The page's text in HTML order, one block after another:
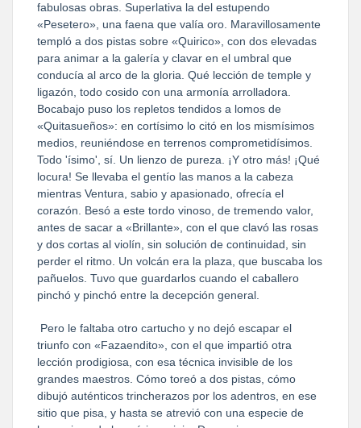
fabulosas obras. Superlativa la del estupendo
«Pesetero», una faena que valía oro. Maravillosamente
templó a dos pistas sobre «Quirico», con dos elevadas
para animar a la galería y clavar en el umbral que
conducía al arco de la gloria. Qué lección de temple y
ligazón, todo cosido con una armonía arrolladora.
Bocabajo puso los repletos tendidos a lomos de
«Quitasueños»: en cortísimo lo citó en los mismísimos
medios, reuniéndose en terrenos comprometidísimos.
Todo 'ísimo', sí. Un lienzo de pureza. ¡Y otro más! ¡Qué
locura! Se llevaba el gentío las manos a la cabeza
mientras Ventura, sabio y apasionado, ofrecía el
corazón. Besó a este tordo vinoso, de tremendo valor,
antes de sacar a «Brillante», con el que clavó las rosas
y dos cortas al violín, sin solución de continuidad, sin
perder el ritmo. Un volcán era la plaza, que buscaba los
pañuelos. Tuvo que guardarlos cuando el caballero
pinchó y pinchó entre la decepción general.
Pero le faltaba otro cartucho y no dejó escapar el
triunfo con «Fazaendito», con el que impartió otra
lección prodigiosa, con esa técnica invisible de los
grandes maestros. Cómo toreó a dos pistas, cómo
dibujó auténticos trincherazos por los adentros, en ese
sitio que pisa, y hasta se atrevió con una especie de